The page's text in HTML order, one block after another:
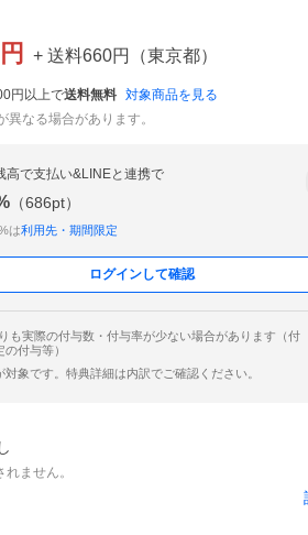
円 + 送料660円 （東京都）
円以上で送料無料 対象商品を見る
異なる場合があります。
高で支払い&LINEと連携で
（686pt）
は利用先・期間限定
ログインして確認
も実際の付与数・付与率が少ない場合があります（付
付与等）
対象です。特典詳細は内訳でご確認ください。
ません。